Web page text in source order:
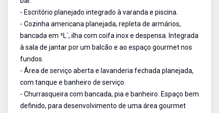
- Escritório planejado integrado à varanda e piscina.
- Cozinha americana planejada, repleta de armários,
bancada em ³L´, ilha com coifa inox e despensa. Integrada
à sala de jantar por um balcão e ao espaço gourmet nos
fundos.
- Área de serviço aberta e lavanderia fechada planejada,
com tanque e banheiro de serviço.
- Churrasqueira com bancada, pia e banheiro. Espaço bem
definido, para desenvolvimento de uma área gourmet